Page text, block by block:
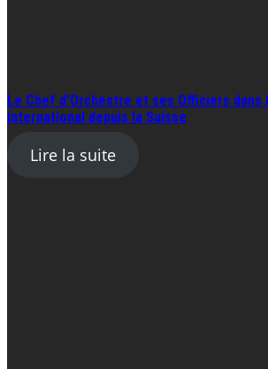
Le Chef d’Orchestre et ses Officiers dans
international depuis la Suisse
Lire la suite